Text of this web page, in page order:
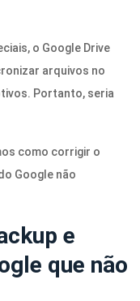
o Google Drive
arquivos no
Portanto, seria
como corrigir o
Google não
e
que não